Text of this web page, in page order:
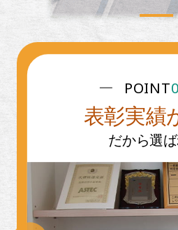
POINT
表彰実績
だから選